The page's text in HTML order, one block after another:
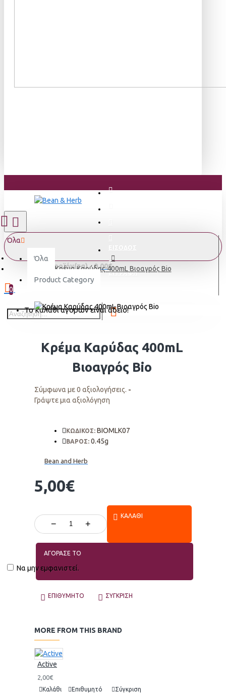
Να μην εμφανιστεί.
ΕΓΓΡΑΦΗ
Όλα
Όλα
Product Category
0 προϊόν(τα) - 0,00€
0
Το καλάθι αγορών είναι άδειο!
Κρέμα Καρύδας 400mL Βιοαγρός Bio
Κρέμα Καρύδας 400mL
Βιοαγρός Bio
Σύμφωνα με 0 αξιολογήσεις. -
Γράψτε μια αξιολόγηση
5,00€
ΚΩΔΙΚΟΣ: BIOMLK07
ΒΑΡΟΣ: 0.45g
Bean and Herb
− +
ΚΑΛΆΘΙ
ΑΓΟΡΑΣΕ ΤΟ
ΕΠΙΘΥΜΗΤΌ ΣΎΓΚΡΙΣΗ
MORE FROM THIS BRAND
Active
2,00€
Καλάθι Επιθυμητό Σύγκριση